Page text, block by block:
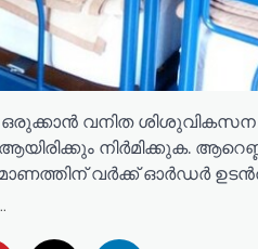
വനിത ശിശുവികസന
നിർമിക്കുക.
വർക്ക് ഓർഡർ